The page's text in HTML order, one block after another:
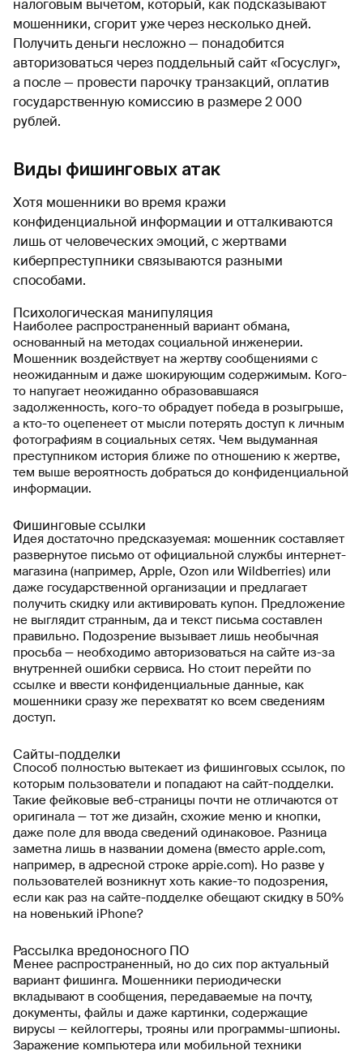
налоговым вычетом, который, как подсказывают
мошенники, сгорит уже через несколько дней.
Получить деньги несложно — понадобится
авторизоваться через поддельный сайт «Госуслуг»,
а после — провести парочку транзакций, оплатив
государственную комиссию в размере 2 000
рублей.
Виды фишинговых атак
Хотя мошенники во время кражи
конфиденциальной информации и отталкиваются
лишь от человеческих эмоций, с жертвами
киберпреступники связываются разными
способами.
Психологическая манипуляция
Наиболее распространенный вариант обмана,
основанный на методах социальной инженерии.
Мошенник воздействует на жертву сообщениями с
неожиданным и даже шокирующим содержимым. Кого-
то напугает неожиданно образовавшаяся
задолженность, кого-то обрадует победа в розыгрыше,
а кто-то оцепенеет от мысли потерять доступ к личным
фотографиям в социальных сетях. Чем выдуманная
преступником история ближе по отношению к жертве,
тем выше вероятность добраться до конфиденциальной
информации.
Фишинговые ссылки
Идея достаточно предсказуемая: мошенник составляет
развернутое письмо от официальной службы интернет-
магазина (например, Apple, Ozon или Wildberries) или
даже государственной организации и предлагает
получить скидку или активировать купон. Предложение
не выглядит странным, да и текст письма составлен
правильно. Подозрение вызывает лишь необычная
просьба — необходимо авторизоваться на сайте из-за
внутренней ошибки сервиса. Но стоит перейти по
ссылке и ввести конфиденциальные данные, как
мошенники сразу же перехватят ко всем сведениям
доступ.
Сайты-подделки
Способ полностью вытекает из фишинговых ссылок, по
которым пользователи и попадают на сайт-подделки.
Такие фейковые веб-страницы почти не отличаются от
оригинала — тот же дизайн, схожие меню и кнопки,
даже поле для ввода сведений одинаковое. Разница
заметна лишь в названии домена (вместо apple.com,
например, в адресной строке appie.com). Но разве у
пользователей возникнут хоть какие-то подозрения,
если как раз на сайте-подделке обещают скидку в 50%
на новенький iPhone?
Рассылка вредоносного ПО
Менее распространенный, но до сих пор актуальный
вариант фишинга. Мошенники периодически
вкладывают в сообщения, передаваемые на почту,
документы, файлы и даже картинки, содержащие
вирусы — кейлоггеры, трояны или программы-шпионы.
Заражение компьютера или мобильной техники